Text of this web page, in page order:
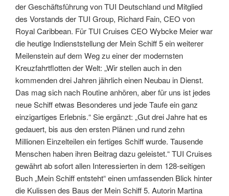
der Geschäftsführung von TUI Deutschland und Mitglied
des Vorstands der TUI Group, Richard Fain, CEO von
Royal Caribbean. Für TUI Cruises CEO Wybcke Meier war
die heutige Indienststellung der Mein Schiff 5 ein weiterer
Meilenstein auf dem Weg zu einer der modernsten
Kreuzfahrtflotten der Welt: „Wir stellen auch in den
kommenden drei Jahren jährlich einen Neubau in Dienst.
Das mag sich nach Routine anhören, aber für uns ist jedes
neue Schiff etwas Besonderes und jede Taufe ein ganz
einzigartiges Erlebnis.“ Sie ergänzt: „Gut drei Jahre hat es
gedauert, bis aus den ersten Plänen und rund zehn
Millionen Einzelteilen ein fertiges Schiff wurde. Tausende
Menschen haben ihren Beitrag dazu geleistet.“ TUI Cruises
gewährt ab sofort allen Interessierten in dem 128-seitigen
Buch „Mein Schiff entsteht“ einen umfassenden Blick hinter
die Kulissen des Baus der Mein Schiff 5. Autorin Martina